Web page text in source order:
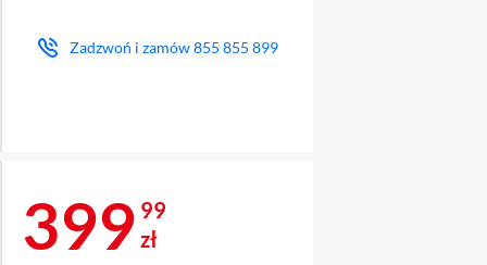
Zadzwoń i zamów855 855 899
Cena 399,99 zł
399 99
zł